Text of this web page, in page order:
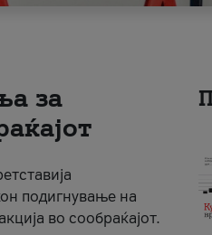
за
подигнување на
во сообраќајот.